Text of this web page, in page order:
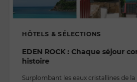
HÔTELS & SÉLECTIONS
EDEN ROCK : Chaque séjour
histoire
Surplombant les eaux cristallines de la